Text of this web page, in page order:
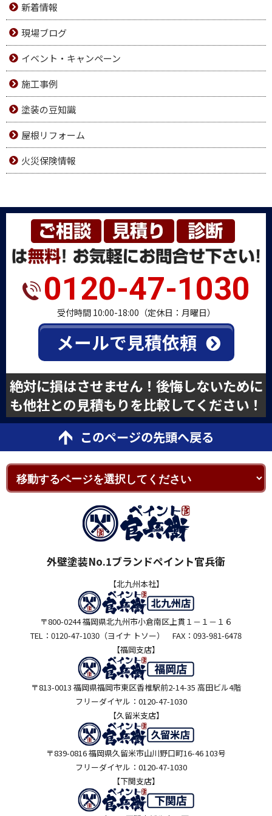
新着情報
現場ブログ
イベント・キャンペーン
施工事例
塗装の豆知識
屋根リフォーム
火災保険情報
0120-47-1030
受付時間 10:00-18:00（定休日：月曜日）
メールで見積依頼
絶対に損はさせません！後悔しないために
も他社との見積もりを比較してください！
このページの先頭へ戻る
外壁塗装No.1ブランドペイント官兵衛
【北九州本社】
〒800-0244 福岡県北九州市小倉南区上貫１－１－１６
TEL：0120-47-1030（ヨイナ トソー） FAX：093-981-6478
【福岡支店】
〒813-0013 福岡県福岡市東区香椎駅前2-14-35 高田ビル4階
フリーダイヤル：0120-47-1030
【久留米支店】
〒839-0816 福岡県久留米市山川野口町16-46 103号
フリーダイヤル：0120-47-1030
【下関支店】